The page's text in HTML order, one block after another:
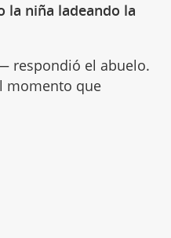
la niña ladeando la
respondió el abuelo.
momento que